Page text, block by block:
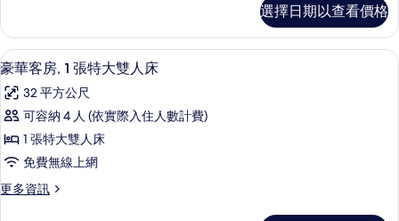
房
的
所
有
相
片
部
豪
華
的
詳
選擇日期以查看價格
顯
示
豪
華
客
1
豪華客房, 1 張特大雙人床 | 客房內保
6
豪華客房, 1 張特大雙人床
32 平方公尺
可容納 4 人 (依實際入住人數計費)
1 張特大雙人床
免費無線上網
更多資訊
更